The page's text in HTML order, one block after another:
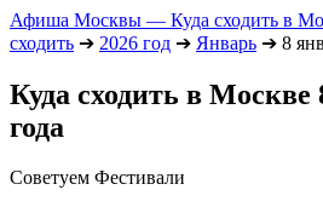
Афиша Москвы — Куда сходить в
сходить ➔ 2026 год ➔ Январь ➔ 8
Куда сходить в Москве
года
Советуем Фестивали